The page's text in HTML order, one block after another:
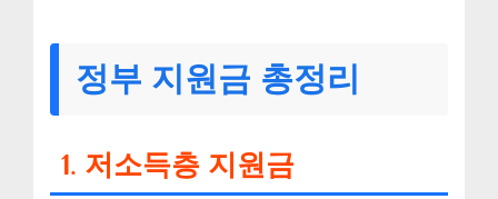
정부 지원금 총정리
1. 저소득층 지원금